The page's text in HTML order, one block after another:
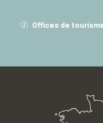
Offices de